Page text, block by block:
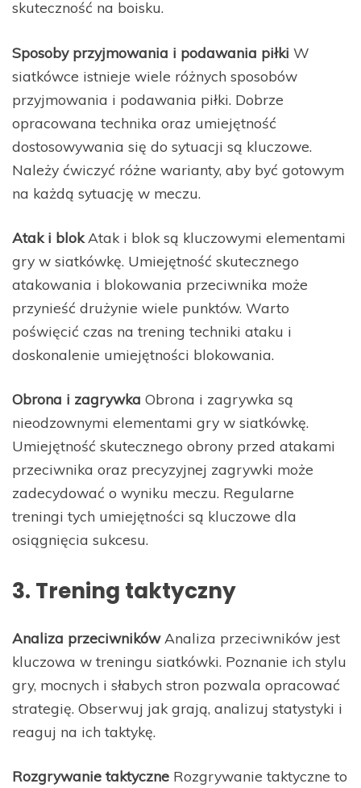
skuteczność na boisku.
Sposoby przyjmowania i podawania piłki W
siatkówce istnieje wiele różnych sposobów
przyjmowania i podawania piłki. Dobrze
opracowana technika oraz umiejętność
dostosowywania się do sytuacji są kluczowe.
Należy ćwiczyć różne warianty, aby być gotowym
na każdą sytuację w meczu.
Atak i blokAtak i blok są kluczowymi elementami
gry w siatkówkę. Umiejętność skutecznego
atakowania i blokowania przeciwnika może
przynieść drużynie wiele punktów. Warto
poświęcić czas na trening techniki ataku i
doskonalenie umiejętności blokowania.
Obrona i zagrywka Obrona i zagrywka są
nieodzownymi elementami gry w siatkówkę.
Umiejętność skutecznego obrony przed atakami
przeciwnika oraz precyzyjnej zagrywki może
zadecydować o wyniku meczu. Regularne
treningi tych umiejętności są kluczowe dla
osiągnięcia sukcesu.
3. Trening taktyczny
Analiza przeciwnikówAnaliza przeciwników jest
kluczowa w treningu siatkówki. Poznanie ich stylu
gry, mocnych i słabych stron pozwala opracować
strategię. Obserwuj jak grają, analizuj statystyki i
reaguj na ich taktykę.
Rozgrywanie taktyczne Rozgrywanie taktyczne to